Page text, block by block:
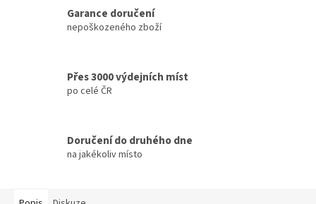
Garance doručení
nepoškozeného zboží
Přes 3000 výdejních míst
po celé ČR
Doručení do druhého dne
na jakékoliv místo